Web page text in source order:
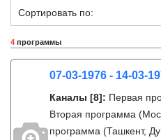
Сортировать по:
4 программы
07-03-1976 - 14-03-
Каналы [8]: Первая
Вторая программа
программа (Ташкент,